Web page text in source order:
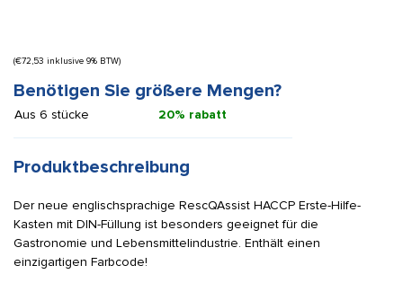
(€72,53 inklusive 9% BTW)
Benötigen Sie größere Mengen?
Aus 6 stücke 20% rabatt
Produktbeschreibung
Der neue englischsprachige RescQAssist HACCP Erste-Hilfe-
Kasten mit DIN-Füllung ist besonders geeignet für die
Gastronomie und Lebensmittelindustrie. Enthält einen
einzigartigen Farbcode!